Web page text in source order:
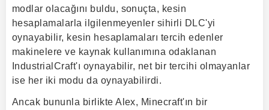
modlar olacağını buldu, sonuçta, kesin
hesaplamalarla ilgilenmeyenler sihirli DLC'yi
oynayabilir, kesin hesaplamaları tercih edenler
makinelere ve kaynak kullanımına odaklanan
IndustrialCraft'ı oynayabilir, net bir tercihi olmayanlar
ise her iki modu da oynayabilirdi.
Ancak bununla birlikte Alex, Minecraft'ın bir